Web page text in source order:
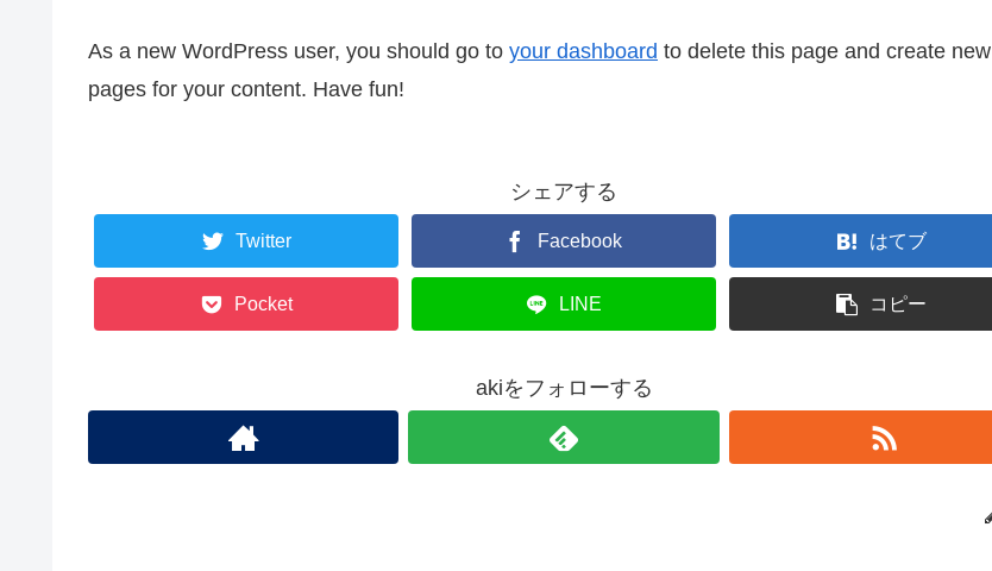
As a new WordPress user, you should go to your dashboard to delete this page and create new
pages for your content. Have fun!
シェアする
Twitter Facebook はてブ
Pocket LINE コピー
akiをフォローする